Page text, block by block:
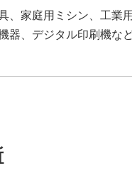
、家庭用ミシン、工業
器、デジタル印刷機な